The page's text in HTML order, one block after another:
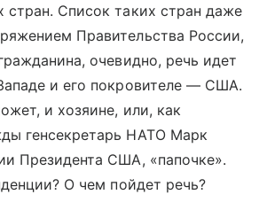
стран. Список таких стран даже
Правительства России,
очевидно, речь идет
и его покровителе — США.
и хозяине, или, как
генсекретарь НАТО Марк
Президента США, «папочке».
О чем пойдет речь?